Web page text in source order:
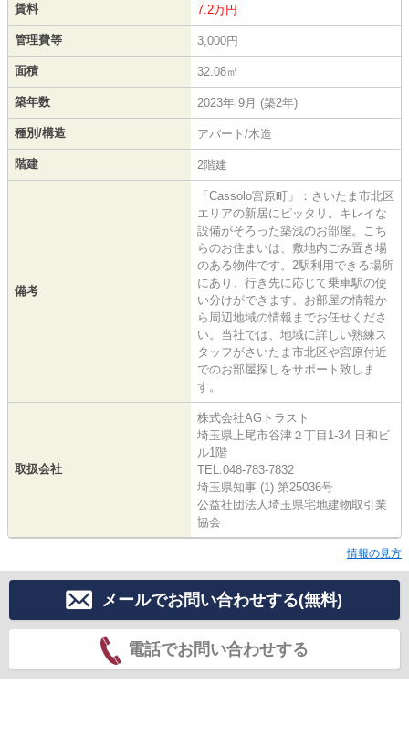
賃料 7.2万円
管理費等 3,000円
面積 32.08㎡
築年数 2023年 9月 (築2年)
種別/構造 アパート/木造
階建 2階建
備考
「Cassolo宮原町」：さいたま市北区
エリアの新居にピッタリ。キレイな
設備がそろった築浅のお部屋。こち
らのお住まいは、敷地内ごみ置き場
のある物件です。2駅利用できる場所
にあり、行き先に応じて乗車駅の使
い分けができます。お部屋の情報か
ら周辺地域の情報までお任せくださ
い。当社では、地域に詳しい熟練ス
タッフがさいたま市北区や宮原付近
でのお部屋探しをサポート致しま
す。
取扱会社
株式会社AGトラスト
埼玉県上尾市谷津２丁目1-34 日和ビ
ル1階
TEL:048-783-7832
埼玉県知事 (1) 第25036号
公益社団法人埼玉県宅地建物取引業
協会
情報の見方
メールでお問い合わせする(無料)
電話でお問い合わせする